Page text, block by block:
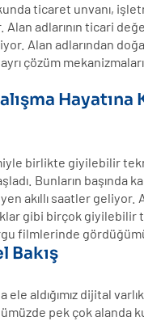
ticaret unvanı,
adlarının ticari
Alan adlarından
çözüm
Hayatına
birlikte giyilebilir
Bunların başında
akıllı saatler geliyor.
gibi birçok
filmlerinde
Bakış
ele aldığımız dijital
pek çok alanda